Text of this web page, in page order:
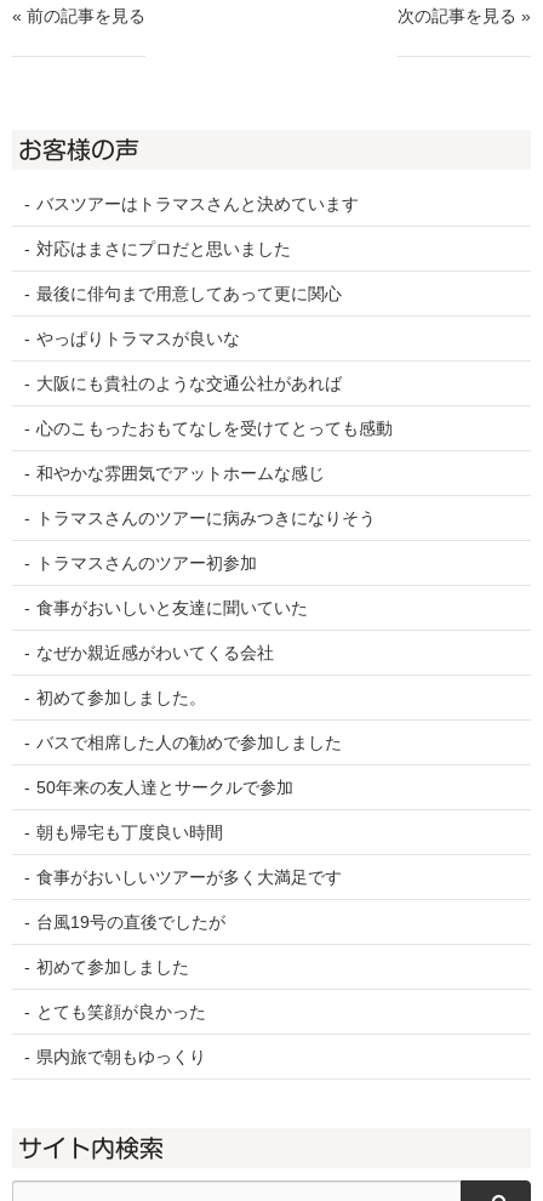
« 前の記事を見る 次の記事を見る »
お客様の声
バスツアーはトラマスさんと決めています
対応はまさにプロだと思いました
最後に俳句まで用意してあって更に関心
やっぱりトラマスが良いな
大阪にも貴社のような交通公社があれば
心のこもったおもてなしを受けてとっても感動
和やかな雰囲気でアットホームな感じ
トラマスさんのツアーに病みつきになりそう
トラマスさんのツアー初参加
食事がおいしいと友達に聞いていた
なぜか親近感がわいてくる会社
初めて参加しました。
バスで相席した人の勧めで参加しました
50年来の友人達とサークルで参加
朝も帰宅も丁度良い時間
食事がおいしいツアーが多く大満足です
台風19号の直後でしたが
初めて参加しました
とても笑顔が良かった
県内旅で朝もゆっくり
サイト内検索